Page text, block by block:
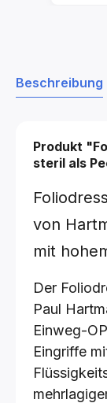
Beschreibung
Produkt
steril als
von
mit
Der
Paul
Einweg-
Eingriffe